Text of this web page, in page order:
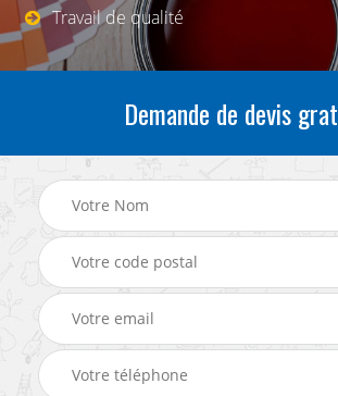
Travail de qualité
Demande de devis